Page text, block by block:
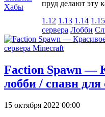
Хабы
пруд делают эту
1.12 1.13 1.14 1.15
сервера Лобби
Faction Spawn —
лобби / спавн
15 октября 2022 00:00